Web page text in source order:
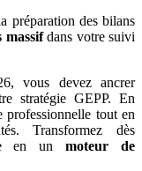
préparation des bilans
massifdans votre suivi
vous devez ancrer
stratégie GEPP. En
professionnelle tout en
Transformez dès
en unmoteur de